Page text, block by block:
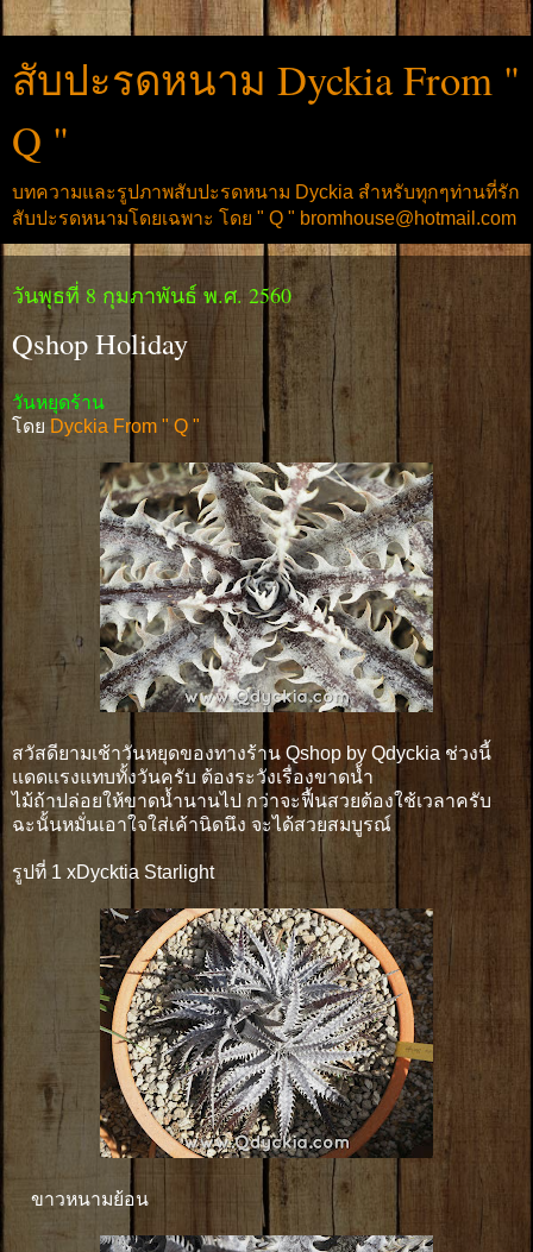
สับปะรดหนาม Dyckia From "
Q "
บทความและรูปภาพสับปะรดหนาม Dyckia สำหรับทุกๆท่านที่รัก
สับปะรดหนามโดยเฉพาะ โดย " Q " bromhouse@hotmail.com
วันพุธที่ 8 กุมภาพันธ์ พ.ศ. 2560
Qshop Holiday
วันหยุดร้าน
โดย Dyckia From " Q "
สวัสดียามเช้าวันหยุดของทางร้าน Qshop by Qdyckia ช่วงนี้
เเดดเเรงแทบทั้งวันครับ ต้องระวังเรื่องขาดน้ำ
ไม้ถ้าปล่อยให้ขาดน้ำนานไป กว่าจะฟื้นสวยต้องใช้เวลาครับ
ฉะนั้นหมั่นเอาใจใส่เค้านิดนึง จะได้สวยสมบูรณ์
รูปที่ 1 xDycktia Starlight
ขาวหนามย้อน